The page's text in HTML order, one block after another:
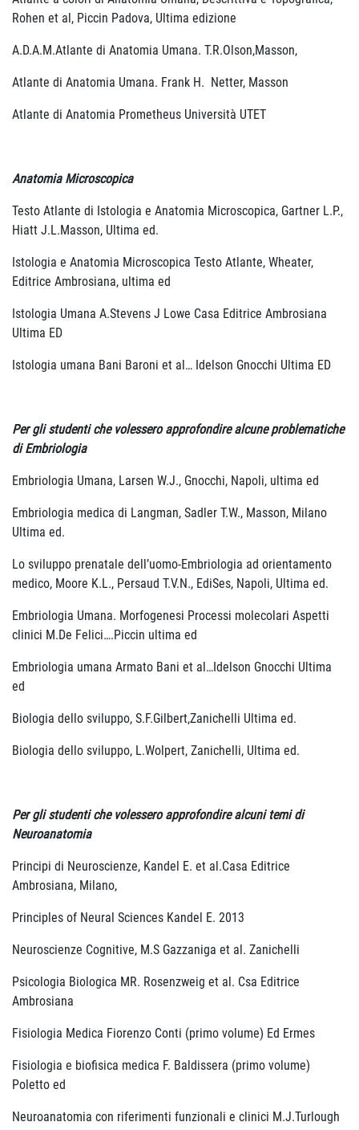
Rohen et al, Piccin Padova, Ultima edizione
A.D.A.M.Atlante di Anatomia Umana. T.R.Olson,Masson,
Atlante di Anatomia Umana. Frank H. Netter, Masson
Atlante di Anatomia Prometheus Università UTET
Anatomia Microscopica
Testo Atlante di Istologia e Anatomia Microscopica, Gartner L.P.,
Hiatt J.L.Masson, Ultima ed.
Istologia e Anatomia Microscopica Testo Atlante, Wheater,
Editrice Ambrosiana, ultima ed
Istologia Umana A.Stevens J Lowe Casa Editrice Ambrosiana
Ultima ED
Istologia umana Bani Baroni et al… Idelson Gnocchi Ultima ED
Per gli studenti che volessero approfondire alcune problematiche
di Embriologia
Embriologia Umana, Larsen W.J., Gnocchi, Napoli, ultima ed
Embriologia medica di Langman, Sadler T.W., Masson, Milano
Ultima ed.
Lo sviluppo prenatale dell’uomo-Embriologia ad orientamento
medico, Moore K.L., Persaud T.V.N., EdiSes, Napoli, Ultima ed.
Embriologia Umana. Morfogenesi Processi molecolari Aspetti
clinici M.De Felici….Piccin ultima ed
Embriologia umana Armato Bani et al…Idelson Gnocchi Ultima
ed
Biologia dello sviluppo, S.F.Gilbert,Zanichelli Ultima ed.
Biologia dello sviluppo, L.Wolpert, Zanichelli, Ultima ed.
Per gli studenti che volessero approfondire alcuni temi di
Neuroanatomia
Principi di Neuroscienze, Kandel E. et al.Casa Editrice
Ambrosiana, Milano,
Principles of Neural Sciences Kandel E. 2013
Neuroscienze Cognitive, M.S Gazzaniga et al. Zanichelli
Psicologia Biologica MR. Rosenzweig et al. Csa Editrice
Ambrosiana
Fisiologia Medica Fiorenzo Conti (primo volume) Ed Ermes
Fisiologia e biofisica medica F. Baldissera (primo volume)
Poletto ed
Neuroanatomia con riferimenti funzionali e clinici M.J.Turlough